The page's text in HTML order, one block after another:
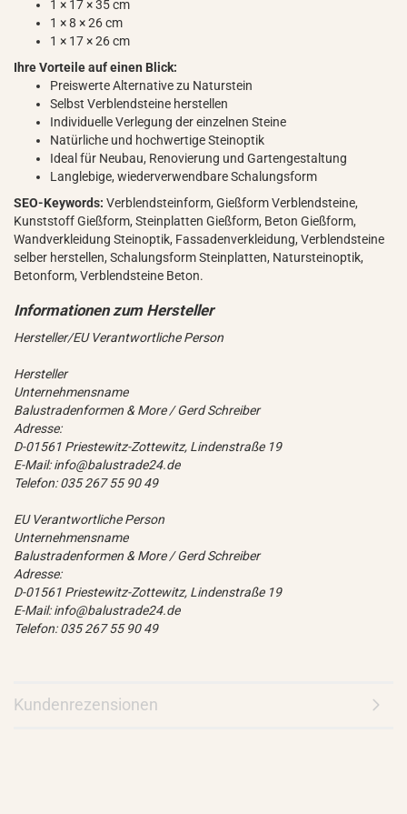
1 × 17 × 35 cm
1 × 8 × 26 cm
1 × 17 × 26 cm
Ihre Vorteile auf einen Blick:
Preiswerte Alternative zu Naturstein
Selbst Verblendsteine herstellen
Individuelle Verlegung der einzelnen Steine
Natürliche und hochwertige Steinoptik
Ideal für Neubau, Renovierung und Gartengestaltung
Langlebige, wiederverwendbare Schalungsform
SEO-Keywords: Verblendsteinform, Gießform Verblendsteine,
Kunststoff Gießform, Steinplatten Gießform, Beton Gießform,
Wandverkleidung Steinoptik, Fassadenverkleidung, Verblendsteine
selber herstellen, Schalungsform Steinplatten, Natursteinoptik,
Betonform, Verblendsteine Beton.
Hersteller/EU Verantwortliche Person
Hersteller
Unternehmensname
Balustradenformen & More / Gerd Schreiber
Adresse:
D-01561 Priestewitz-Zottewitz, Lindenstraße 19
E-Mail: info@balustrade24.de
Telefon: 035 267 55 90 49
EU Verantwortliche Person
Unternehmensname
Balustradenformen & More / Gerd Schreiber
Adresse:
D-01561 Priestewitz-Zottewitz, Lindenstraße 19
E-Mail: info@balustrade24.de
Telefon: 035 267 55 90 49
Kundenrezensionen